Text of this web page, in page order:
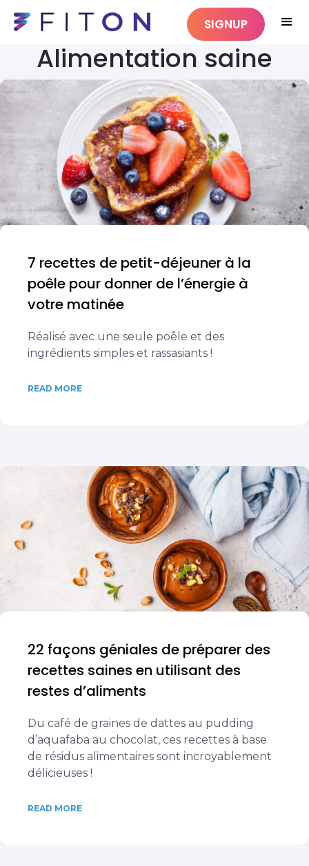
SIGNUP
Alimentation saine
7 recettes de petit-déjeuner à la
poêle pour donner de l’énergie à
votre matinée
Réalisé avec une seule poêle et des
ingrédients simples et rassasiants !
READ MORE
22 façons géniales de préparer des
recettes saines en utilisant des
restes d’aliments
Du café de graines de dattes au pudding
d’aquafaba au chocolat, ces recettes à base
de résidus alimentaires sont incroyablement
délicieuses !
READ MORE